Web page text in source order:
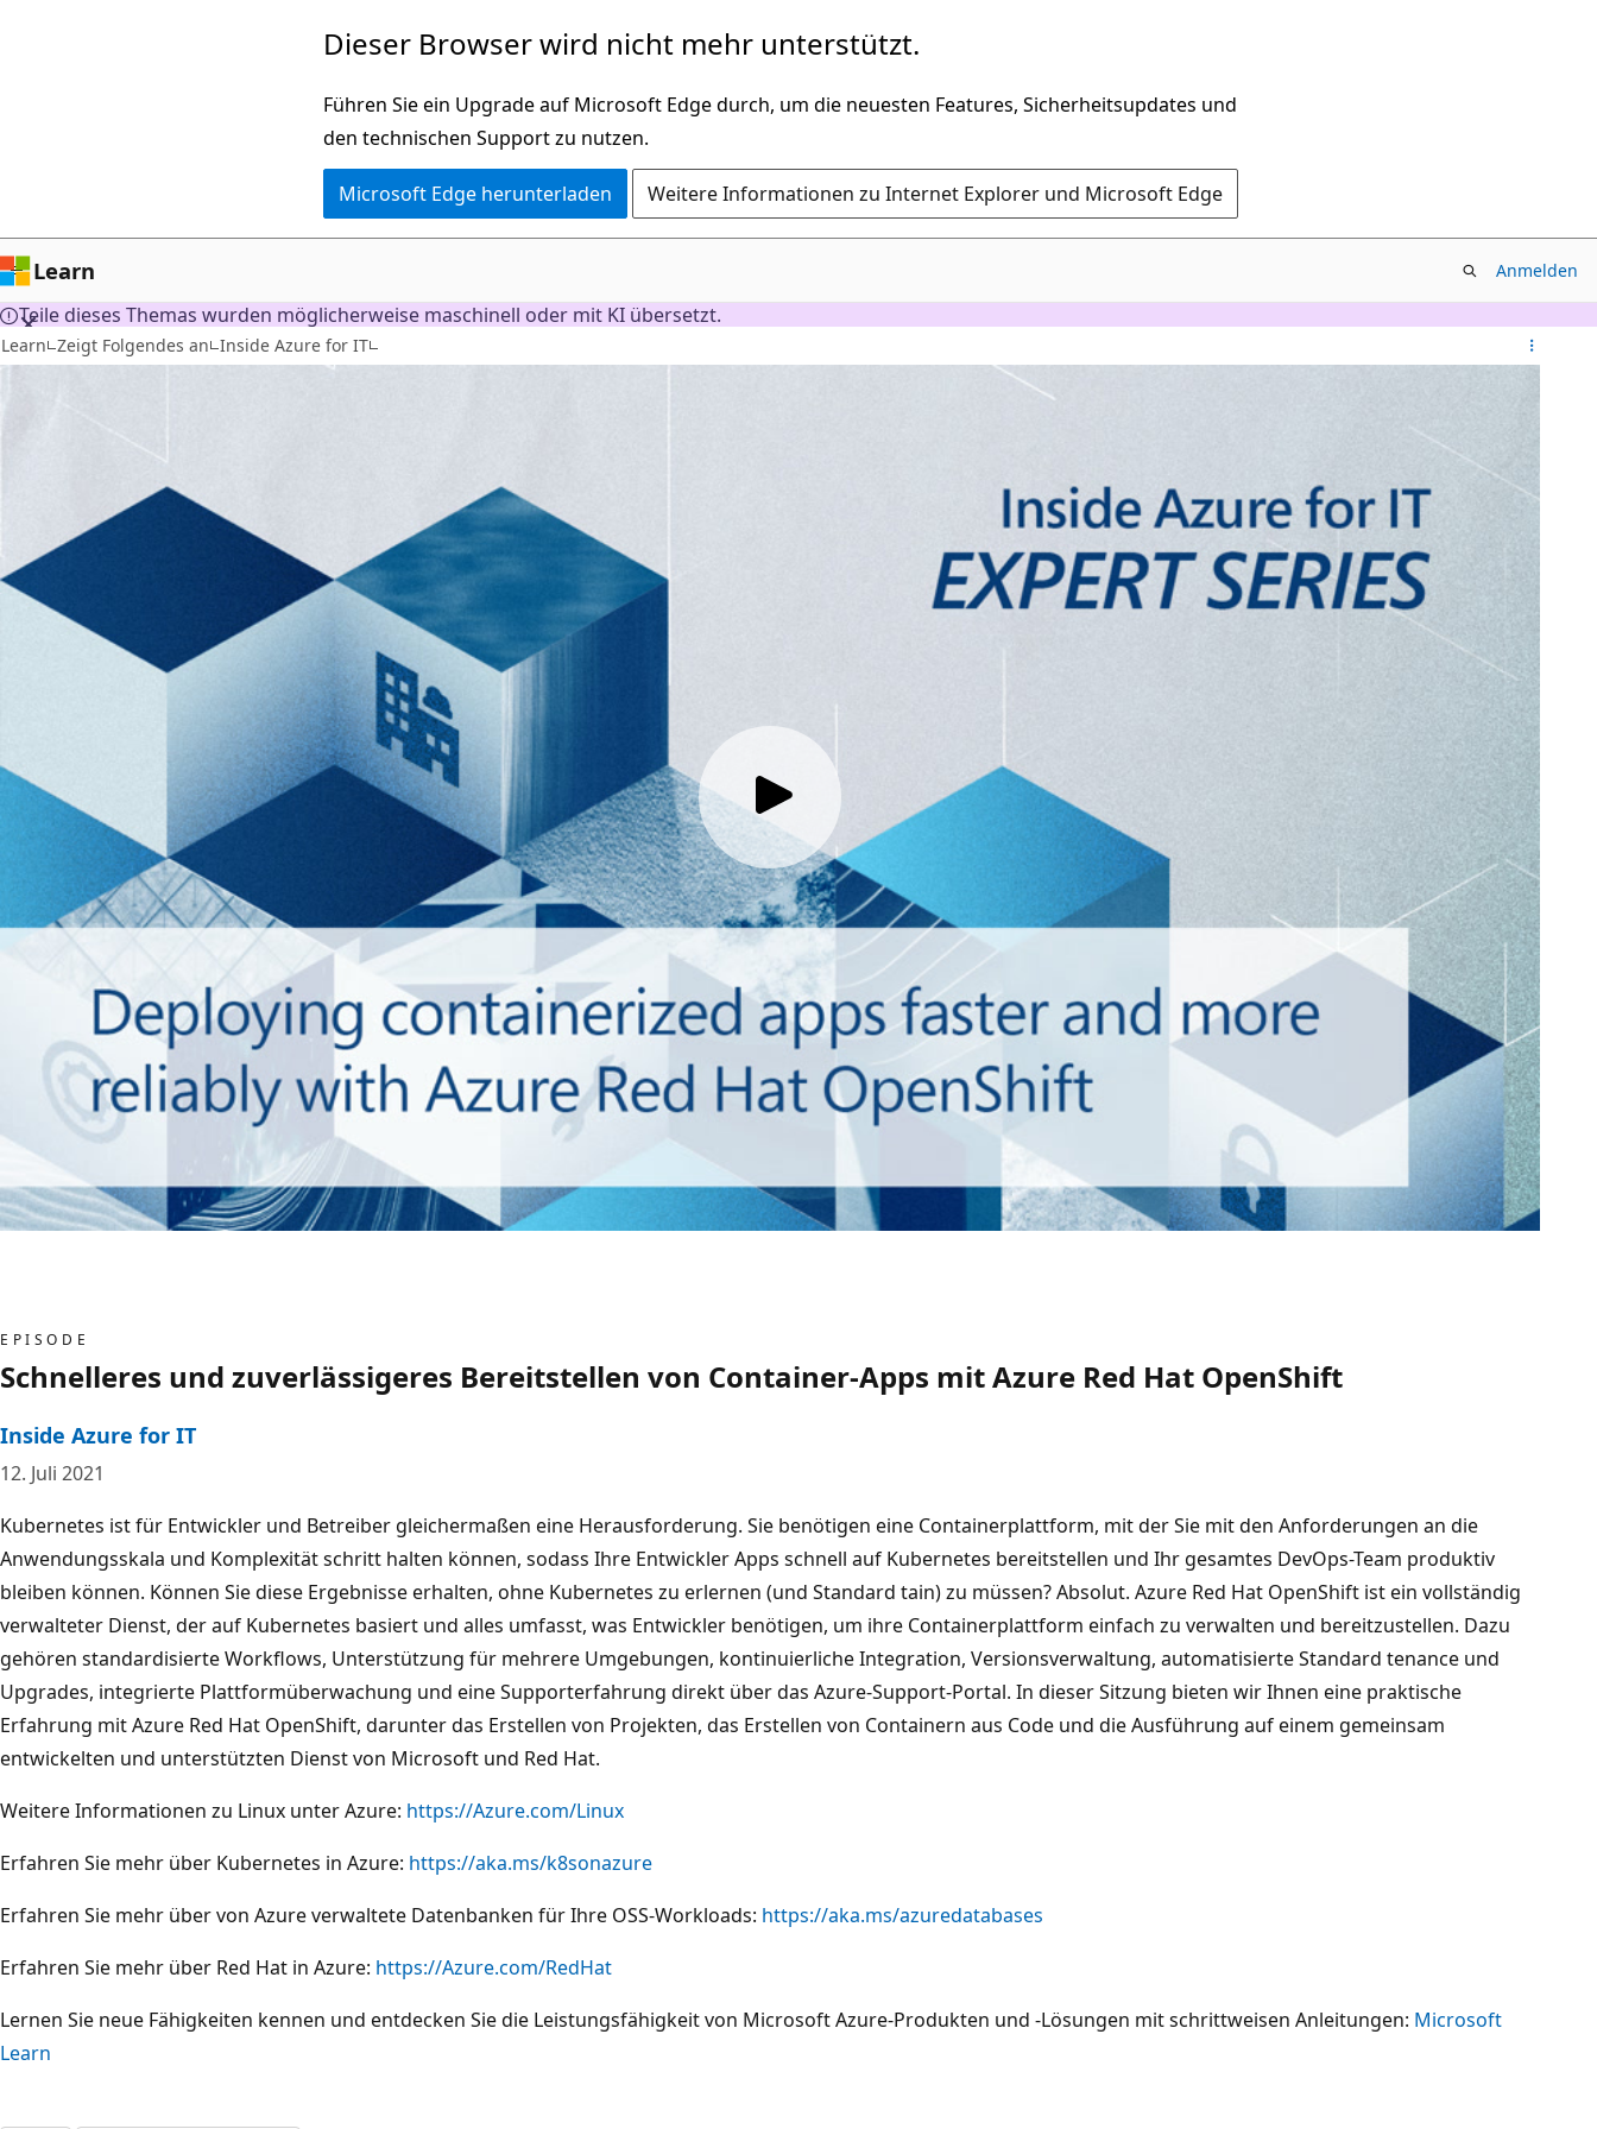
Dieser Browser wird nicht mehr unterstützt.
Führen Sie ein Upgrade auf Microsoft Edge durch, um die neuesten Features, Sicherheitsupdates und
den technischen Support zu nutzen.
Microsoft Edge herunterladen Weitere Informationen zu Internet Explorer und Microsoft Edge
Learn Anmelden
Teile dieses Themas wurden möglicherweise maschinell oder mit KI übersetzt.
Learn Zeigt Folgendes an Inside Azure for IT
EPISODE
Schnelleres und zuverlässigeres Bereitstellen von Container-Apps mit Azure Red Hat OpenShift
Inside Azure for IT
12. Juli 2021
Kubernetes ist für Entwickler und Betreiber gleichermaßen eine Herausforderung. Sie benötigen eine Containerplattform, mit der Sie mit den Anforderungen an die
Anwendungsskala und Komplexität schritt halten können, sodass Ihre Entwickler Apps schnell auf Kubernetes bereitstellen und Ihr gesamtes DevOps-Team produktiv
bleiben können. Können Sie diese Ergebnisse erhalten, ohne Kubernetes zu erlernen (und Standard tain) zu müssen? Absolut. Azure Red Hat OpenShift ist ein vollständig
verwalteter Dienst, der auf Kubernetes basiert und alles umfasst, was Entwickler benötigen, um ihre Containerplattform einfach zu verwalten und bereitzustellen. Dazu
gehören standardisierte Workflows, Unterstützung für mehrere Umgebungen, kontinuierliche Integration, Versionsverwaltung, automatisierte Standard tenance und
Upgrades, integrierte Plattformüberwachung und eine Supporterfahrung direkt über das Azure-Support-Portal. In dieser Sitzung bieten wir Ihnen eine praktische
Erfahrung mit Azure Red Hat OpenShift, darunter das Erstellen von Projekten, das Erstellen von Containern aus Code und die Ausführung auf einem gemeinsam
entwickelten und unterstützten Dienst von Microsoft und Red Hat.
Weitere Informationen zu Linux unter Azure: https://Azure.com/Linux
Erfahren Sie mehr über Kubernetes in Azure: https://aka.ms/k8sonazure
Erfahren Sie mehr über von Azure verwaltete Datenbanken für Ihre OSS-Workloads: https://aka.ms/azuredatabases
Erfahren Sie mehr über Red Hat in Azure: https://Azure.com/RedHat
Lernen Sie neue Fähigkeiten kennen und entdecken Sie die Leistungsfähigkeit von Microsoft Azure-Produkten und -Lösungen mit schrittweisen Anleitungen: Microsoft
Learn